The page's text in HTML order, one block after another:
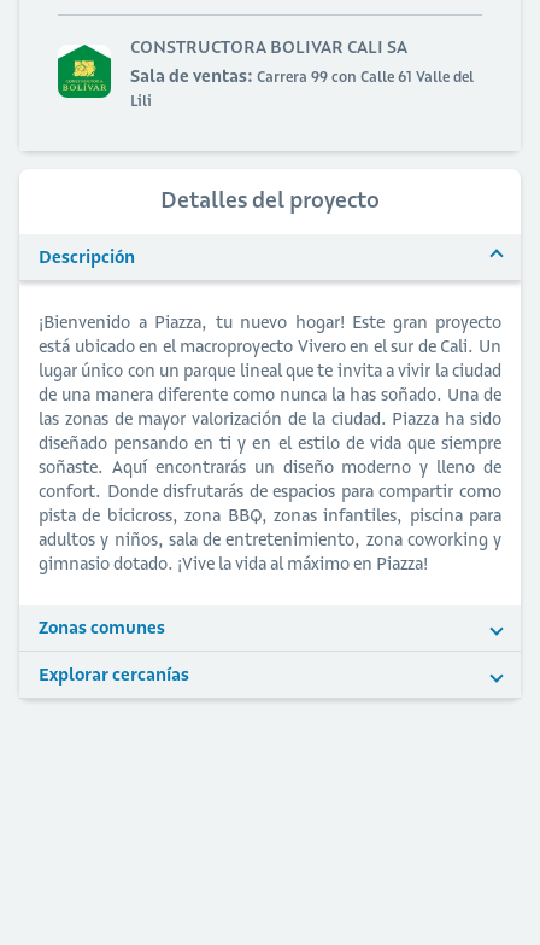
CONSTRUCTORA BOLIVAR CALI SA
Sala de ventas: Carrera 99 con Calle 61 Valle del
Lili
Detalles del proyecto
Descripción
¡Bienvenido a Piazza, tu nuevo hogar! Este gran proyecto
está ubicado en el macroproyecto Vivero en el sur de Cali. Un
lugar único con un parque lineal que te invita a vivir la ciudad
de una manera diferente como nunca la has soñado. Una de
las zonas de mayor valorización de la ciudad. Piazza ha sido
diseñado pensando en ti y en el estilo de vida que siempre
soñaste. Aquí encontrarás un diseño moderno y lleno de
confort. Donde disfrutarás de espacios para compartir como
pista de bicicross, zona BBQ, zonas infantiles, piscina para
adultos y niños, sala de entretenimiento, zona coworking y
gimnasio dotado. ¡Vive la vida al máximo en Piazza!
Zonas comunes
Explorar cercanías